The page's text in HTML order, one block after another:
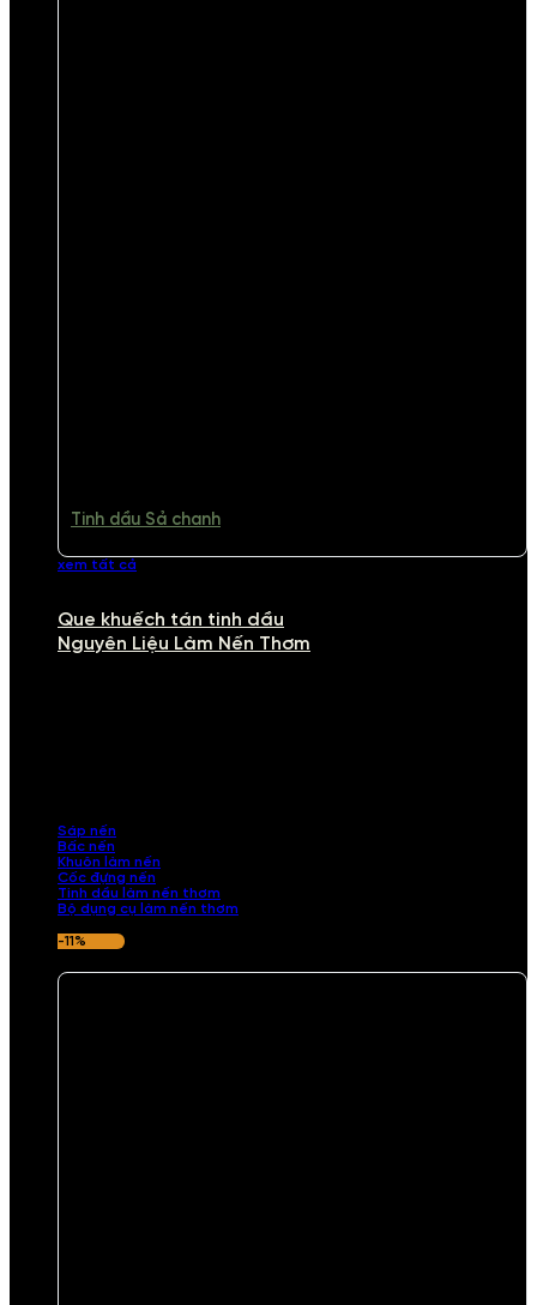
Tinh dầu Sả chanh
xem tất cả
Que khuếch tán tinh dầu
Nguyên Liệu Làm Nến Thơm
Sáp nến
Bấc nến
Khuôn làm nến
Cốc đựng nến
Tinh dầu làm nến thơm
Bộ dụng cụ làm nến thơm
-11%